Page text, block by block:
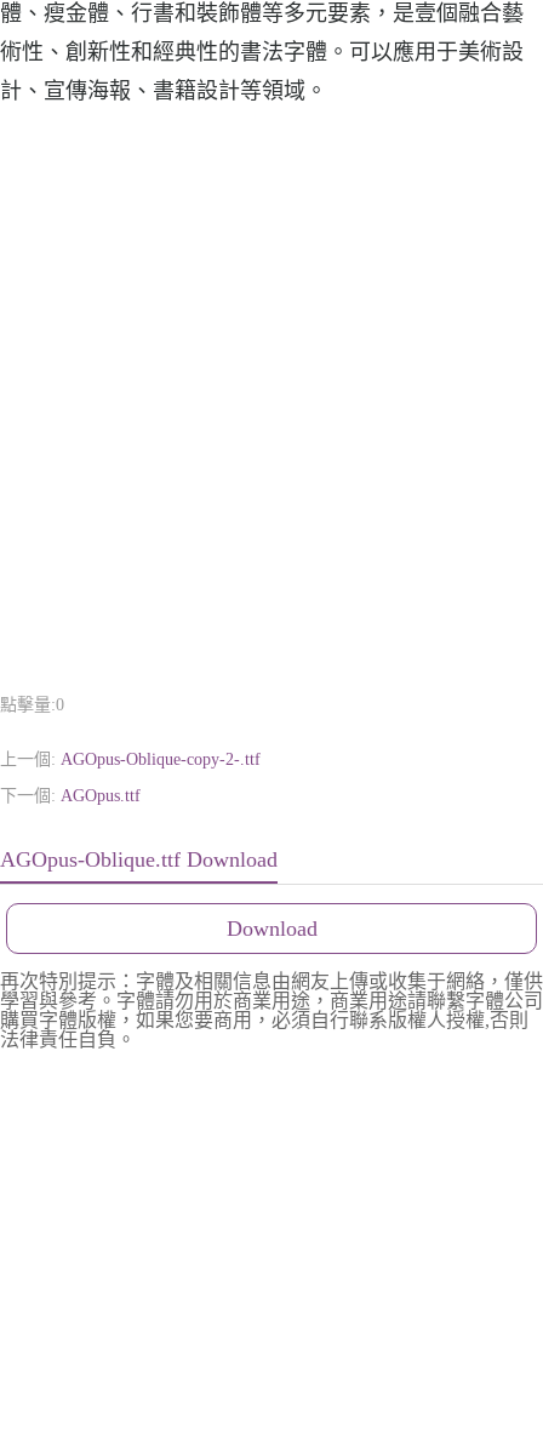
體、瘦金體、行書和裝飾體等多元要素，是壹個融合藝
術性、創新性和經典性的書法字體。可以應用于美術設
計、宣傳海報、書籍設計等領域。
點擊量:0
上一個: AGOpus-Oblique-copy-2-.ttf
下一個: AGOpus.ttf
AGOpus-Oblique.ttf Download
Download
再次特別提示：字體及相關信息由網友上傳或收集于網絡，僅供
學習與參考。字體請勿用於商業用途，商業用途請聯繫字體公司
購買字體版權，如果您要商用，必須自行聯系版權人授權,否則
法律責任自負。